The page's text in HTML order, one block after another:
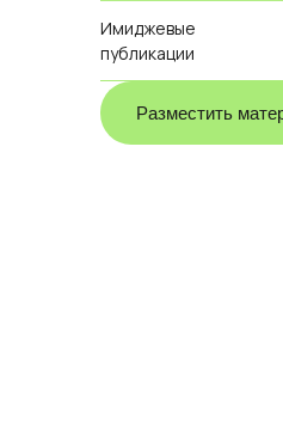
Имиджевые
публикации
Разместить